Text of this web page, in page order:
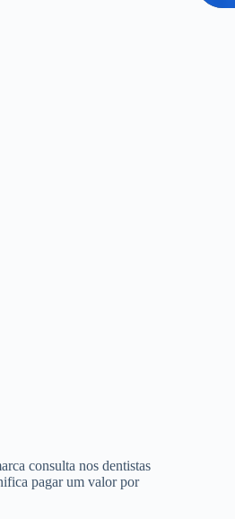
consulta nos dentistas
pagar um valor por